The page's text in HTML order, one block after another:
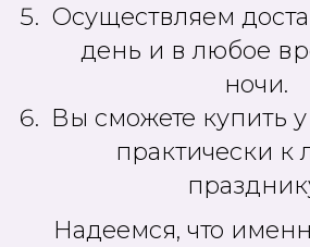
Осуществляем
день и в любое
ночи.
Вы сможете купить
практически к
Надеемся, что